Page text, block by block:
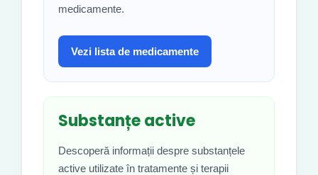
medicamente.
Vezi lista de medicamente
Substanțe active
Descoperă informații despre substanțele
active utilizate în tratamente și terapii